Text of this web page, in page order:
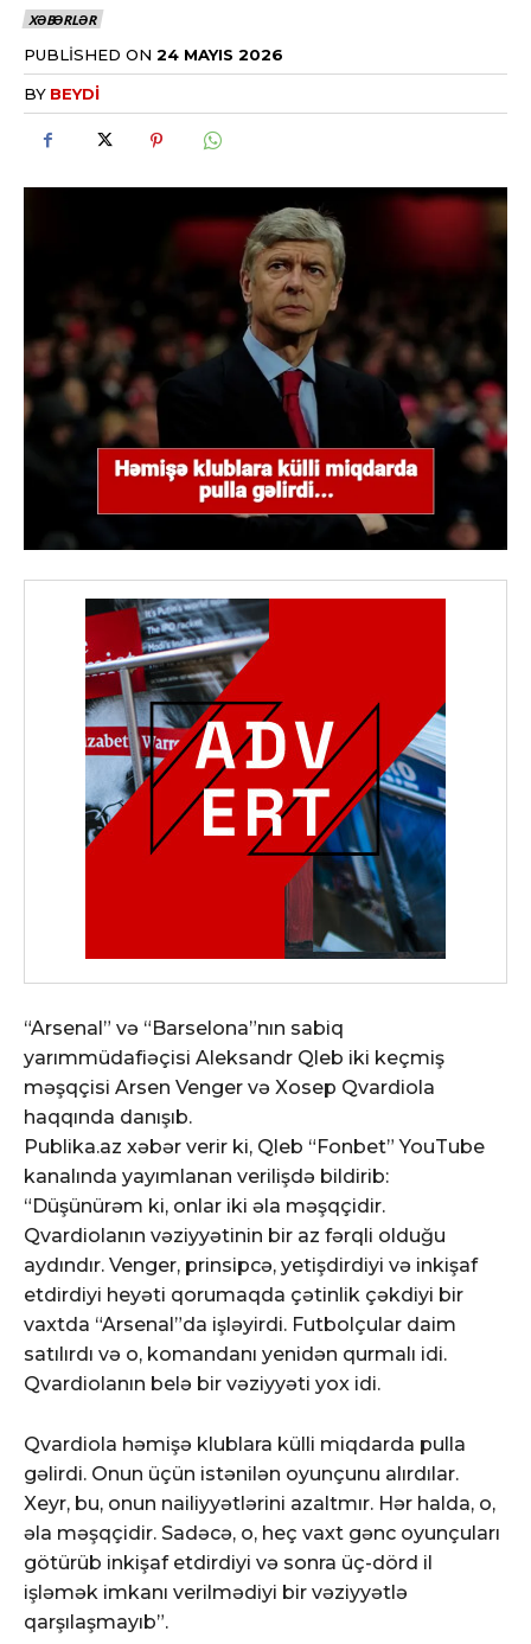
XƏBƏRLƏR
PUBLISHED ON 24 MAYIS 2026
BY BEYDI
“Arsenal” və “Barselona”nın sabiq
yarımmüdafiəçisi Aleksandr Qleb iki keçmiş
məşqçisi Arsen Venger və Xosep Qvardiola
haqqında danışıb.
Publika.az xəbər verir ki, Qleb “Fonbet” YouTube
kanalında yayımlanan verilişdə bildirib:
“Düşünürəm ki, onlar iki əla məşqçidir.
Qvardiolanın vəziyyətinin bir az fərqli olduğu
aydındır. Venger, prinsipcə, yetişdirdiyi və inkişaf
etdirdiyi heyəti qorumaqda çətinlik çəkdiyi bir
vaxtda “Arsenal”da işləyirdi. Futbolçular daim
satılırdı və o, komandanı yenidən qurmalı idi.
Qvardiolanın belə bir vəziyyəti yox idi.
Qvardiola həmişə klublara külli miqdarda pulla
gəlirdi. Onun üçün istənilən oyunçunu alırdılar.
Xeyr, bu, onun nailiyyətlərini azaltmır. Hər halda, o,
əla məşqçidir. Sadəcə, o, heç vaxt gənc oyunçuları
götürüb inkişaf etdirdiyi və sonra üç-dörd il
işləmək imkanı verilmədiyi bir vəziyyətlə
qarşılaşmayıb”.